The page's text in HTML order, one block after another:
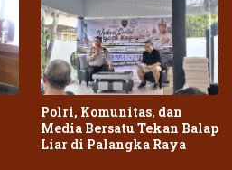
Polri, Komunitas, dan
Media Bersatu Tekan Balap
Liar di Palangka Raya